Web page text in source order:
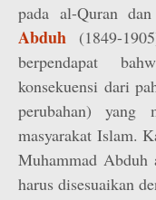
pada al-Quran
Abduh (1849-
berpendapat
konsekuensi dari
perubahan) yang
masyarakat Islam.
Muhammad Abduh
harus disesuaikan